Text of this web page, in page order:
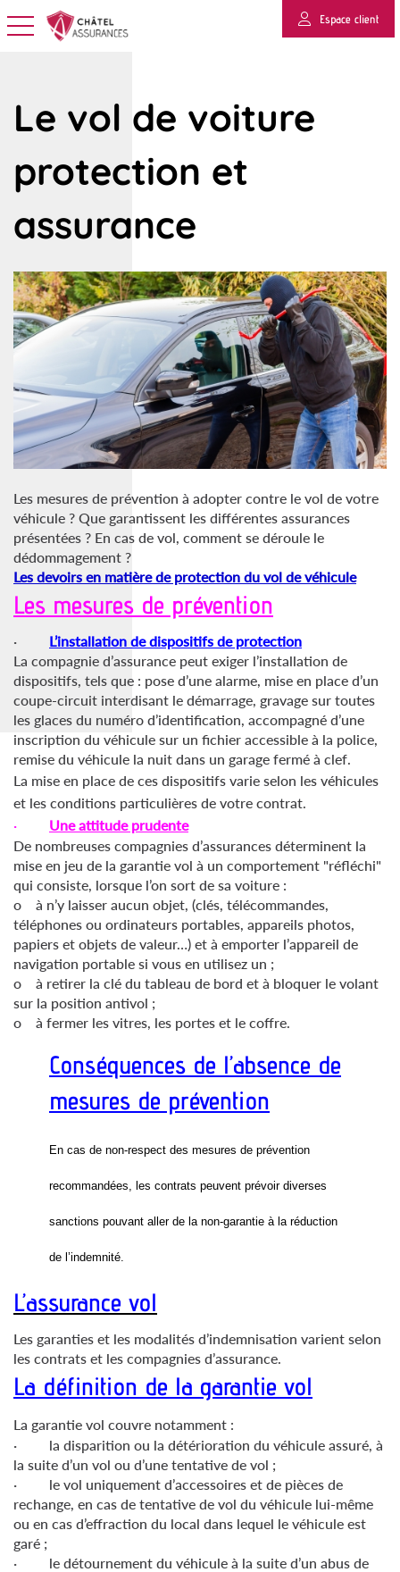
Espace client
Basculer la navigation
Le vol de voiture
protection et
assurance
Les mesures de prévention à adopter contre le vol de votre
véhicule ? Que garantissent les différentes assurances
présentées ? En cas de vol, comment se déroule le
dédommagement ?
Les devoirs en matière de protection du vol devéhicule
Les mesures de prévention
· L’installation de dispositifs de protection
La compagnie d’assurance peut exiger l’installation de
dispositifs, tels que : pose d’une alarme, mise en place d’un
coupe-circuit interdisant le démarrage, gravage sur toutes
les glaces du numéro d’identification, accompagné d’une
inscription du véhicule sur un fichier accessible à la police,
remise du véhicule la nuit dans un garage fermé à clef.
La mise en place de ces dispositifs varie selon les véhicules
et les conditions particulières de votre contrat.
· Une attitude prudente
De nombreuses compagnies d’assurances déterminent la
mise en jeu de la garantie vol à un comportement "réfléchi"
qui consiste, lorsque l’on sort de sa voiture :
o à n’y laisser aucun objet, (clés, télécommandes,
téléphones ou ordinateurs portables, appareils photos,
papiers et objets de valeur…) et à emporter l’appareil de
navigation portable si vous en utilisez un ;
o à retirer la clé du tableau de bord et à bloquer le volant
sur la position antivol ;
o à fermer les vitres, les portes et le coffre.
Conséquences de l’absence de
mesures de prévention
En cas de non-respect des mesures de prévention
recommandées, les contrats peuvent prévoir diverses
sanctions pouvant aller de la non-garantie à la réduction
de l’indemnité.
L’assurance vol
Les garanties et les modalités d’indemnisation varient selon
les contrats et les compagnies d’assurance.
La définition de la garantie vol
La garantie vol couvre notamment :
· la disparition ou la détérioration du véhicule assuré, à
la suite d’un vol ou d’une tentative de vol ;
· le vol uniquement d’accessoires et de pièces de
rechange, en cas de tentative de vol du véhicule lui-même
ou en cas d’effraction du local dans lequel le véhicule est
garé ;
· le détournement du véhicule à la suite d’un abus de